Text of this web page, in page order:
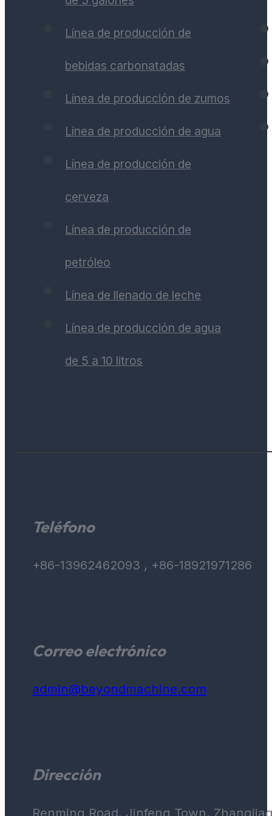
Línea de producción de
bebidas carbonatadas
Línea de producción de zumos
Línea de producción de agua
Línea de producción de
cerveza
Línea de producción de
petróleo
Línea de llenado de leche
Línea de producción de agua
de 5 a 10 litros
Teléfono
+86-13962462093 , +86-18921971286
Correo electrónico
admin@beyondmachine.com
Dirección
Renming Road, Jinfeng Town,